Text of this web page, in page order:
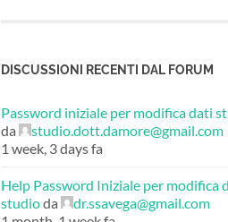
DISCUSSIONI RECENTI DAL FORUM
Password iniziale per modifica dati
da
studio.dott.damore@gmail.com
1 week, 3 days fa
Help Password Iniziale per modifica
studioda
dr.ssavega@gmail.com